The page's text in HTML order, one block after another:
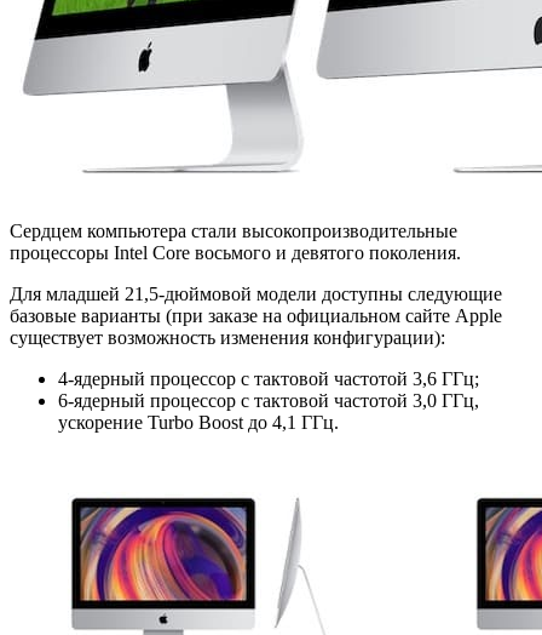
Сердцем компьютера стали высокопроизводительные
процессоры Intel Core восьмого и девятого поколения.
Для младшей 21,5-дюймовой модели доступны следующие
базовые варианты (при заказе на официальном сайте Apple
существует возможность изменения конфигурации):
4‑ядерный процессор с тактовой частотой 3,6 ГГц;
6‑ядерный процессор с тактовой частотой 3,0 ГГц,
ускорение Turbo Boost до 4,1 ГГц.